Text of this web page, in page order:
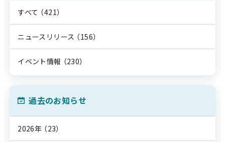
すべて （421）
ニュースリリース （156）
イベント情報 （230）
過去のお知らせ
2026年 （23）